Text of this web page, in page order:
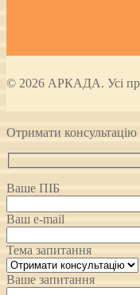
© 2026 АРКАДА. Усі
Отримати консультацію
Ваше ПІБ
Ваш e-mail
Тема запитання
Ваше запитання